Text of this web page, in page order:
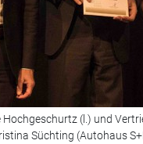
Hochgeschurtz (l.) und
Süchting (Autohaus